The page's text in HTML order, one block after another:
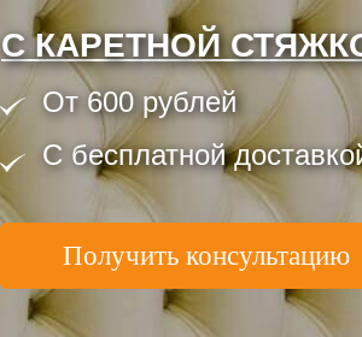
Получить консультацию
От 600 рублей
C бесплатной
С КАРЕТНОЙ